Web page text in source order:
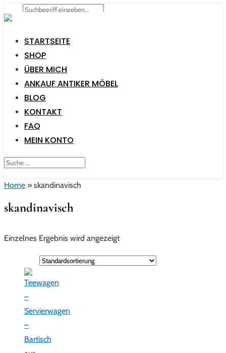
STARTSEITE
SHOP
ÜBER MICH
ANKAUF ANTIKER MÖBEL
BLOG
KONTAKT
FAQ
MEIN KONTO
Home » skandinavisch
skandinavisch
Einzelnes Ergebnis wird angezeigt